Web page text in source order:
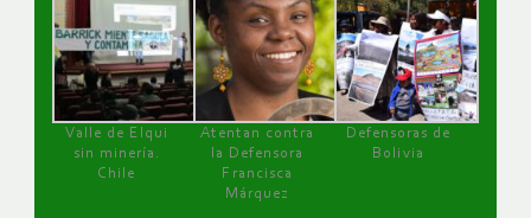
Valle de Elqui
sin minería.
Chile
Atentan contra
la Defensora
Francisca
Márquez
Defensoras de
Bolivia